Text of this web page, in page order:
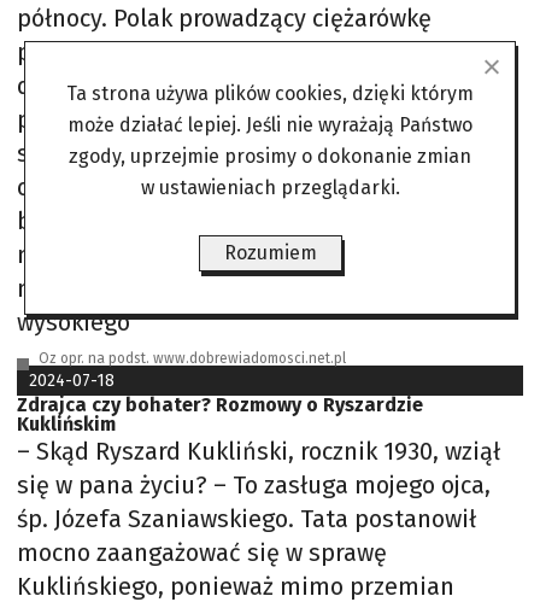
północy. Polak prowadzący ciężarówkę
podjechał pod sklep, do którego miał
dostarczyć towar. Wówczas zauważył
płomienie. W oknie na wyższej kondygnacji
stała osoba, za nią było widać ścianę ognia
odcinającą drogę ucieczki drzwiami. Kierowca
błyskawicznie podjechał jak najbliżej tego
miejsca, umożliwiając poszkodowanemu skok
na dach prowadzonego przez siebie
wysokiego
Oz opr. na podst. www.dobrewiadomosci.net.pl
2024-07-18
Zdrajca czy bohater? Rozmowy o Ryszardzie
Kuklińskim
– Skąd Ryszard Kukliński, rocznik 1930, wziął
się w pana życiu? – To zasługa mojego ojca,
śp. Józefa Szaniawskiego. Tata postanowił
mocno zaangażować się w sprawę
Kuklińskiego, ponieważ mimo przemian
Ta strona używa plików cookies, dzięki którym
może działać lepiej. Jeśli nie wyrażają Państwo
zgody, uprzejmie prosimy o dokonanie zmian
w ustawieniach przeglądarki.
Rozumiem